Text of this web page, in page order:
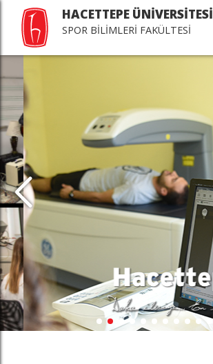
HACETTEPE ÜNİVERSİTESİ
SPOR BİLİMLERİ FAKÜLTESİ